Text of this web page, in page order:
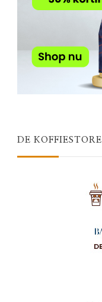
DE KOFFIESTORE